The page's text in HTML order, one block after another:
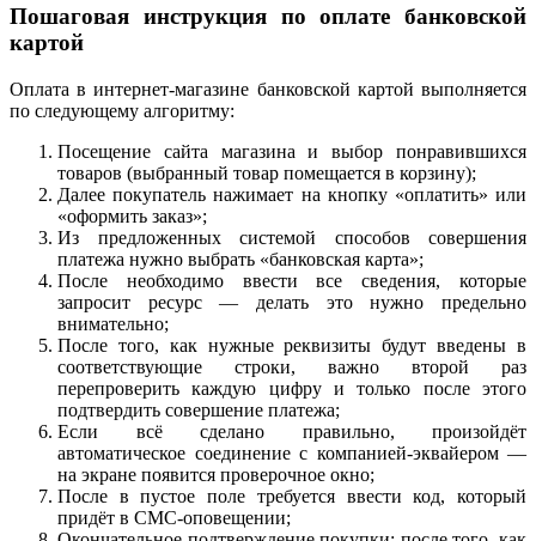
Пошаговая инструкция по оплате банковской
картой
Оплата в интернет-магазине банковской картой выполняется
по следующему алгоритму:
Посещение сайта магазина и выбор понравившихся
товаров (выбранный товар помещается в корзину);
Далее покупатель нажимает на кнопку «оплатить» или
«оформить заказ»;
Из предложенных системой способов совершения
платежа нужно выбрать «банковская карта»;
После необходимо ввести все сведения, которые
запросит ресурс — делать это нужно предельно
внимательно;
После того, как нужные реквизиты будут введены в
соответствующие строки, важно второй раз
перепроверить каждую цифру и только после этого
подтвердить совершение платежа;
Если всё сделано правильно, произойдёт
автоматическое соединение с компанией-эквайером —
на экране появится проверочное окно;
После в пустое поле требуется ввести код, который
придёт в СМС-оповещении;